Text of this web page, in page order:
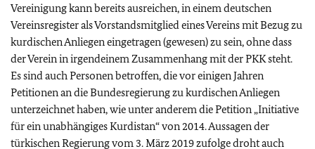
Vereinigung kann bereits ausreichen, in einem deutschen
Vereinsregister als Vorstandsmitglied eines Vereins mit Bezug zu
kurdischen Anliegen eingetragen (gewesen) zu sein, ohne dass
der Verein in irgendeinem Zusammenhang mit der PKK steht.
Es sind auch Personen betroffen, die vor einigen Jahren
Petitionen an die Bundesregierung zu kurdischen Anliegen
unterzeichnet haben, wie unter anderem die Petition „Initiative
für ein unabhängiges Kurdistan“ von 2014. Aussagen der
türkischen Regierung vom 3. März 2019 zufolge droht auch